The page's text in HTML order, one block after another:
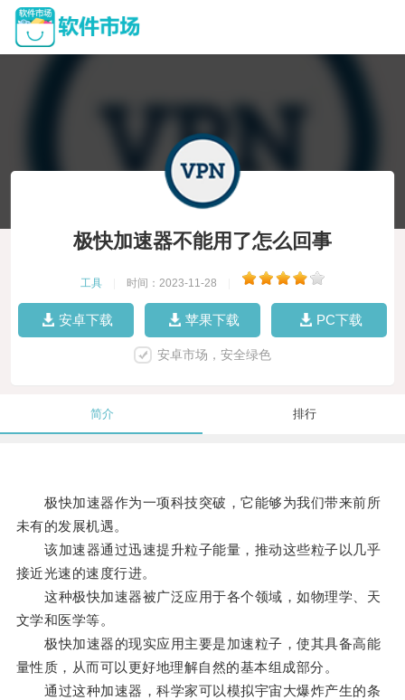
极快加速器不能用了怎么回事
工具 时间：2023-11-28
安卓下载 苹果下载 PC下载
安卓市场，安全绿色
简介 排行
极快加速器作为一项科技突破，它能够为我们带来前所
未有的发展机遇。
该加速器通过迅速提升粒子能量，推动这些粒子以几乎
接近光速的速度行进。
这种极快加速器被广泛应用于各个领域，如物理学、天
文学和医学等。
极快加速器的现实应用主要是加速粒子，使其具备高能
量性质，从而可以更好地理解自然的基本组成部分。
通过这种加速器，科学家可以模拟宇宙大爆炸产生的条